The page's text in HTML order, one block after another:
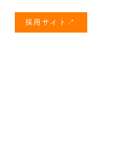
採用サイト↗